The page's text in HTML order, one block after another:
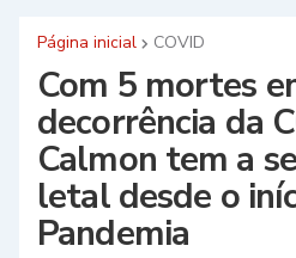
Página inicial COVID
Com 5 mortes
decorrência da
Calmon tem a
letal desde o
Pandemia